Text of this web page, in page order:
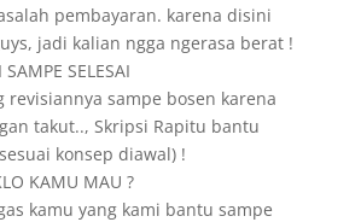
pembayaran. karena disini
jadi kalian ngga ngerasa berat !
SELESAI
revisiannya sampe bosen karena
takut.., Skripsi Rapitu bantu
konsep diawal) !
KAMU MAU ?
kamu yang kami bantu sampe